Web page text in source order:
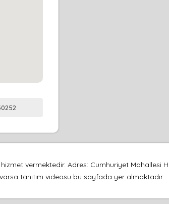
vermektedir. Adres: Cumhuriyet Mahallesi
tanıtım videosu bu sayfada yer almaktadır.